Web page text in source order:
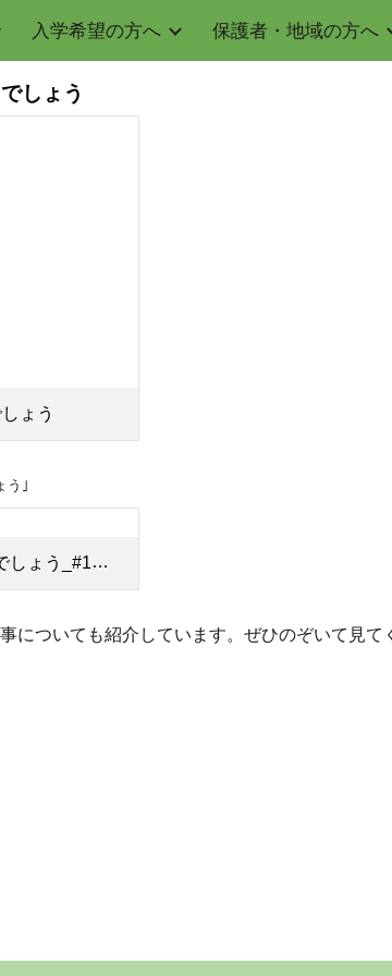
Skip to
入学希望の方へ 保護者・地域の方へ
しょう
ょう
う｣
～65ろう.pdf
ついても紹介しています。ぜひのぞいて見て